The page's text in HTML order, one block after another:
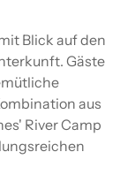
Blick auf den
Gäste
aus
River Camp